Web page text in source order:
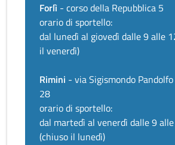
Forlì - corso della Repubblica 5
orario di sportello:
dal lunedì al giovedì dalle 9 alle
il venerdì)
Rimini - via Sigismondo
28
orario di sportello:
dal martedì al venerdì dalle 9
(chiuso il lunedì)